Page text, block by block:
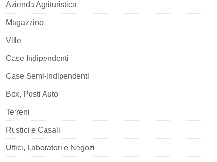
Azienda Agrituristica
Magazzino
Ville
Case Indipendenti
Case Semi-indipendenti
Box, Posti Auto
Terreni
Rustici e Casali
Uffici, Laboratori e Negozi